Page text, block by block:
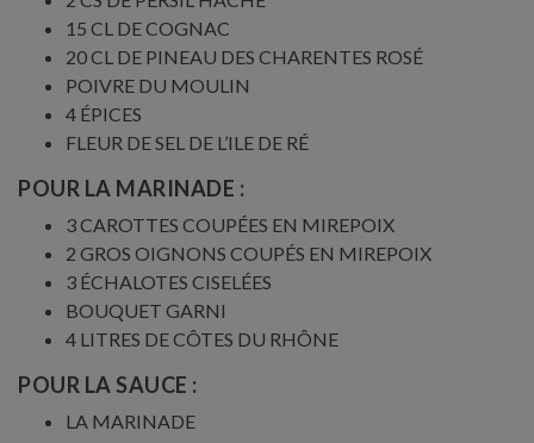
15 CL DE COGNAC
20 CL DE PINEAU DES CHARENTES ROSÉ
POIVRE DU MOULIN
4 ÉPICES
FLEUR DE SEL DE L’ILE DE RÉ
POUR LA MARINADE :
3 CAROTTES COUPÉES EN MIREPOIX
2 GROS OIGNONS COUPÉS EN MIREPOIX
3 ÉCHALOTES CISELÉES
BOUQUET GARNI
4 LITRES DE CÔTES DU RHÔNE
POUR LA SAUCE :
LA MARINADE